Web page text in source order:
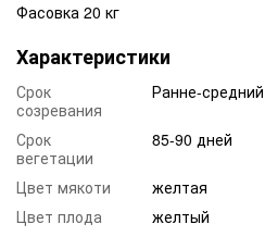
Фасовка 20 кг
Характеристики
Срок
созревания
Ранне-средний
Срок
вегетации
85-90 дней
Цвет мякоти
желтая
Цвет плода
желтый